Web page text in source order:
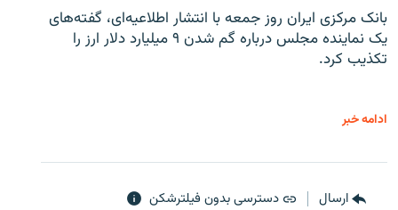
بانک مرکزی ایران روز جمعه با انتشار اطلاعیه‌ای، گفته‌های
یک نماینده مجلس درباره گم شدن ۹ میلیارد دلار ارز را
تکذیب کرد.
ادامه خبر
ارسال دسترسی بدون فیلترشکن